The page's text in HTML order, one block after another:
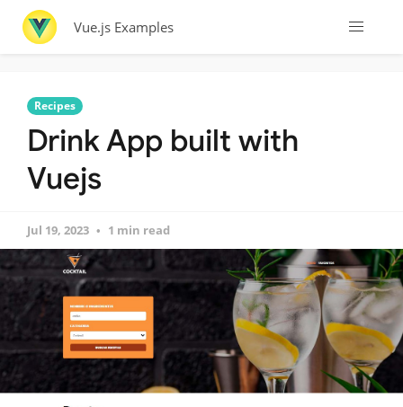
Vue.js Examples
Recipes
Drink App built with
Vuejs
Jul 19, 2023 1 min read